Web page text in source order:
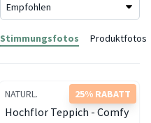
Stimmungsfotos Produktfotos
25% RABATT
NATURL.
Hochflor Teppich - Comfy